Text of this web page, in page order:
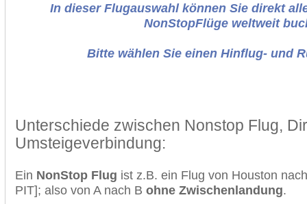
In dieser Flugauswahl können Sie direkt
NonStopFlüge weltweit
Bitte wählen Sie einen Hinflug- und
Unterschiede zwischen Nonstop Flug,
Umsteigeverbindung:
Ein NonStop Flug ist z.B. ein Flug von Houston
PIT]; also von A nach B ohne Zwischenlandung.